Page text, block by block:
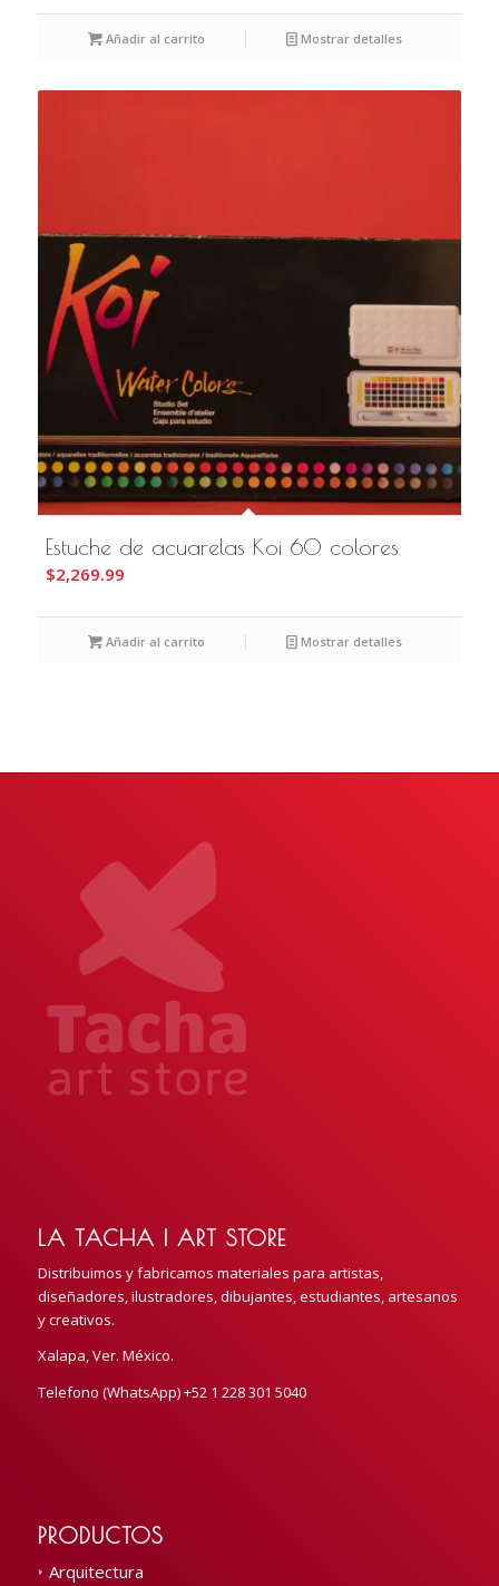
Añadir al carrito Mostrar detalles
Estuche de acuarelas Koi 60 colores
$2,269.99
Añadir al carrito Mostrar detalles
LA TACHA | ART STORE
Distribuimos y fabricamos materiales para artistas,
diseñadores, ilustradores, dibujantes, estudiantes, artesanos
y creativos.
Xalapa, Ver. México.
Telefono (WhatsApp) +52 1 228 301 5040
PRODUCTOS
Arquitectura